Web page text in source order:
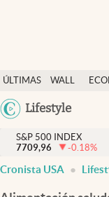
ÚLTIMAS
NOTICIAS
WALL
Y
DÓLAR
Lifestyle
Finanzas y economía
Wall Street y dólar
Inmigración
S&P 500 INDEX
7709,96
-0.18%
Cronista USA